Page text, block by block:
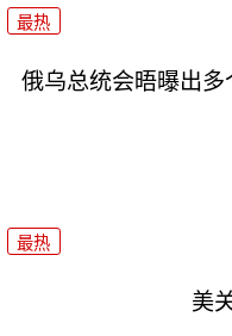
最热
俄乌总统会晤曝出多
最热
美